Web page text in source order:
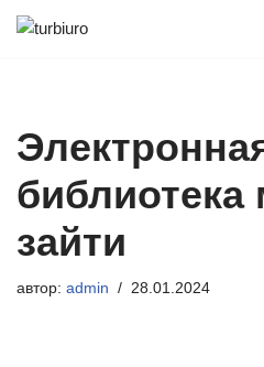
библиотека
зайти
автор: admin 28.01.2024